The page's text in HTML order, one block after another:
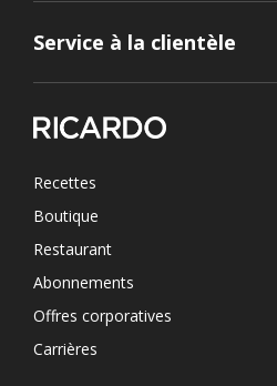
Service à la clientèle
Recettes
Boutique
Restaurant
Abonnements
Offres corporatives
Carrières